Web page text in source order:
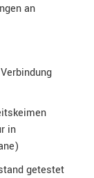
an
in
getestet